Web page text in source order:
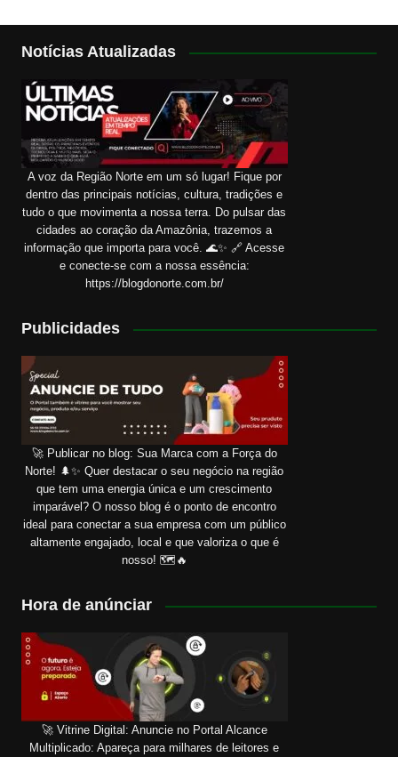
Notícias Atualizadas
A voz da Região Norte em um só lugar! Fique por
dentro das principais notícias, cultura, tradições e
tudo o que movimenta a nossa terra. Do pulsar das
cidades ao coração da Amazônia, trazemos a
informação que importa para você. 🌊✨ 🔗 Acesse
e conecte-se com a nossa essência:
https://blogdonorte.com.br/
Publicidades
🚀 Publicar no blog: Sua Marca com a Força do
Norte! 🌲✨ Quer destacar o seu negócio na região
que tem uma energia única e um crescimento
imparável? O nosso blog é o ponto de encontro
ideal para conectar a sua empresa com um público
altamente engajado, local e que valoriza o que é
nosso! 🗺️🔥
Hora de anúnciar
🚀 Vitrine Digital: Anuncie no Portal Alcance
Multiplicado: Apareça para milhares de leitores e